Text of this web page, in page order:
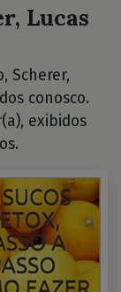
Lucas
Scherer,
conosco.
exibidos